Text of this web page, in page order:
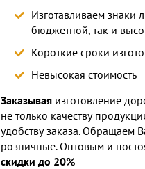
Изготавливаем знаки
бюджетной, так и
Короткие сроки
Невысокая стоимость
Заказывая изготовление
не только качеству
удобству заказа. Обращаем
розничные. Оптовым и
скидки до 20%